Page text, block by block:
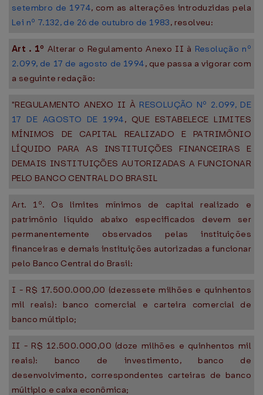
setembro de 1974, com as alterações introduzidas pela
Lei nº 7.132, de 26 de outubro de 1983, resolveu:
Art . 1º Alterar o Regulamento Anexo II à Resolução nº
2.099, de 17 de agosto de 1994, que passa a vigorar com
a seguinte redação:
"REGULAMENTO ANEXO II À RESOLUÇÃO Nº 2.099, DE
17 DE AGOSTO DE 1994, QUE ESTABELECE LIMITES
MÍNIMOS DE CAPITAL REALIZADO E PATRIMÔNIO
LÍQUIDO PARA AS INSTITUIÇÕES FINANCEIRAS E
DEMAIS INSTITUIÇÕES AUTORIZADAS A FUNCIONAR
PELO BANCO CENTRAL DO BRASIL
Art. 1º. Os limites mínimos de capital realizado e
patrimônio líquido abaixo especificados devem ser
permanentemente observados pelas instituições
financeiras e demais instituições autorizadas a funcionar
pelo Banco Central do Brasil:
I - R$ 17.500.000,00 (dezessete milhões e quinhentos
mil reais): banco comercial e carteira comercial de
banco múltiplo;
II - R$ 12.500.000,00 (doze milhões e quinhentos mil
reais): banco de investimento, banco de
desenvolvimento, correspondentes carteiras de banco
múltiplo e caixa econômica;